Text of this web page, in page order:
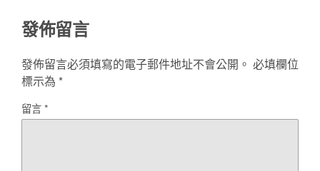
發佈留言
發佈留言必須填寫的電子郵件地址不會公開。 必填欄位
標示為 *
留言*